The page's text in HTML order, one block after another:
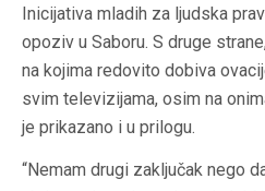
Inicijativa mladih za ljudska
opoziv u Saboru. S druge
na kojima redovito dobiva
svim televizijama, osim na
je prikazano i u prilogu.
“Nemam drugi zaključak nego